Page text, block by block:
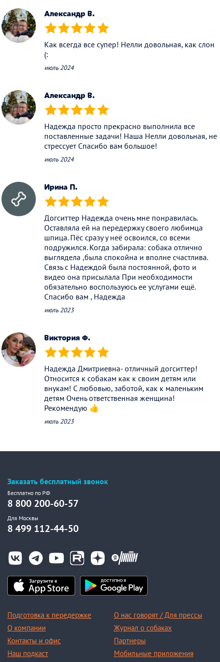
Александр В.
(*) (*) (*) (*) (*)
Как всегда все супер! Нелли довольная, как слон
(:
июль 2024
Александр В.
(*) (*) (*) (*) (*)
Надежда просто прекрасно выполнила все
поставленные задачи! Наша Нелли довольная, не
стрессует Спасибо вам большое!
июль 2024
Ирина П.
(*) (*) (*) (*) (*)
Догситтер Надежда очень мне понравилась.
Оставляла ей на передержку своего любимца
шпица. Пёс сразу у неё освоился, со всеми
подружился. Когда забирала: собака отлично
выглядела ,была спокойна и вполне счастлива.
Связь с Надеждой была постоянной, фото и
видео она присылала При необходимости
обязательно воспользуюсь ее услугами ещё.
Спасибо вам , Надежда
июль 2023
Виктория Ф.
(*) (*) (*) (*) (*)
Надежда Дмитриевна- отличный догситтер!
Относится к собакам как к своим детям или
внукам! С любовью, заботой, как к маленьким
детям Очень ответственная женщина!
Рекомендую 👍
июль 2023
Заказать бесплатный звонок
Бесплатно по РФ
8 800 200-60-57
Для Москвы
8 499 112-44-50
Подготовка к передержке
О компании
Контакты и офис
Наш подкаст
О нас говорят / Для прессы
Журнал о собаках
Партнеры
Мобильные приложения